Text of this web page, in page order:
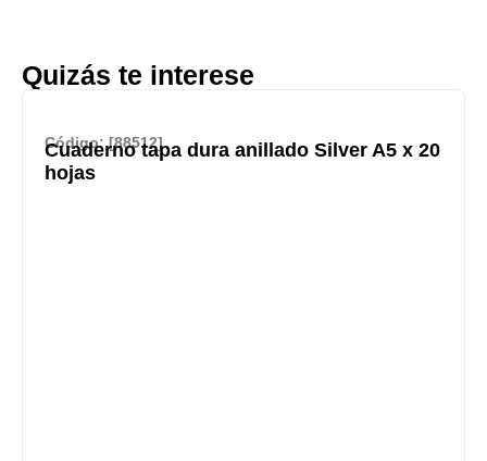
Quizás te interese
Código: [88512]
Cuaderno tapa dura anillado Silver A5 x 20
hojas